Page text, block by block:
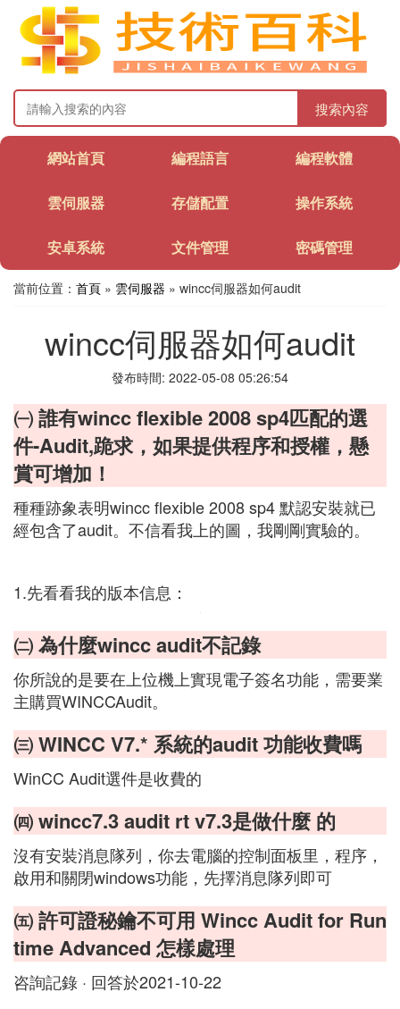
搜索內容
網站首頁 編程語言 編程軟體
雲伺服器 存儲配置 操作系統
安卓系統 文件管理 密碼管理
當前位置： 首頁 » 雲伺服器 » wincc伺服器如何audit
wincc伺服器如何audit
發布時間: 2022-05-08 05:26:54
㈠ 誰有wincc flexible 2008 sp4匹配的選
件-Audit,跪求，如果提供程序和授權，懸
賞可增加！
種種跡象表明wincc flexible 2008 sp4 默認安裝就已
經包含了audit。不信看我上的圖，我剛剛實驗的。
1.先看看我的版本信息：
㈡ 為什麼wincc audit不記錄
你所說的是要在上位機上實現電子簽名功能，需要業
主購買WINCCAudit。
㈢ WINCC V7.* 系統的audit 功能收費嗎
WinCC Audit選件是收費的
㈣ wincc7.3 audit rt v7.3是做什麼 的
沒有安裝消息隊列，你去電腦的控制面板里，程序，
啟用和關閉windows功能，先擇消息隊列即可
㈤ 許可證秘鑰不可用 Wincc Audit for Run
time Advanced 怎樣處理
咨詢記錄 · 回答於2021-10-22